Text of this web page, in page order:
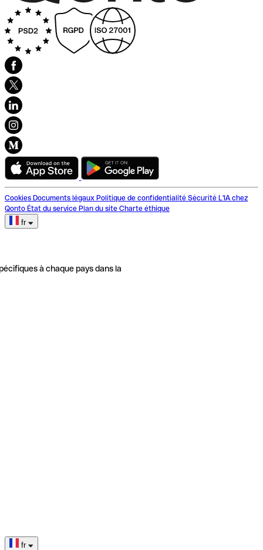
Cookies Documents légaux Politique de confidentialité Sécurité L'IA chez
Qonto État du service Plan du site Charte éthique
fr
à chaque pays dans la
fr